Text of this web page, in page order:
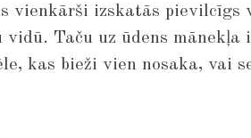
vienkārši izskatās pievilcīgs
Taču uz ūdens mānekļa
kas bieži vien nosaka, vai